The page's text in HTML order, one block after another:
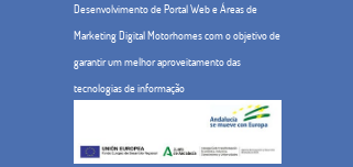
Desenvolvimento de Portal Web e Áreas de
Marketing Digital Motorhomes com o objetivo de
garantir um melhor aproveitamento das
tecnologias de informação